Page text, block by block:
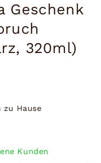
Geschenk
320ml)
zu Hause
Kunden